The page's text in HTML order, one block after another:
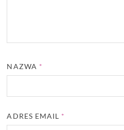
NAZWA *
ADRES EMAIL *